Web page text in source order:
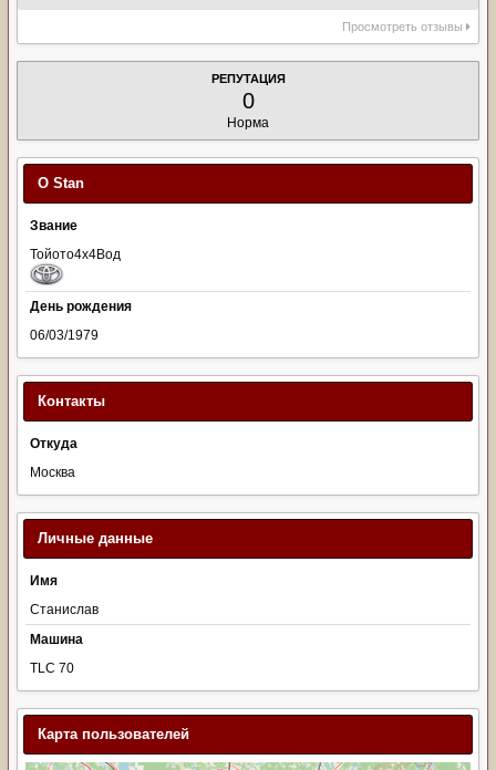
Просмотреть отзывы
РЕПУТАЦИЯ
0
Норма
О Stan
Звание
Тойото4х4Вод
День рождения
06/03/1979
Контакты
Откуда
Москва
Личные данные
Имя
Станислав
Машина
TLC 70
Карта пользователей